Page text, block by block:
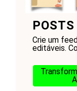
Crie um
editáveis.